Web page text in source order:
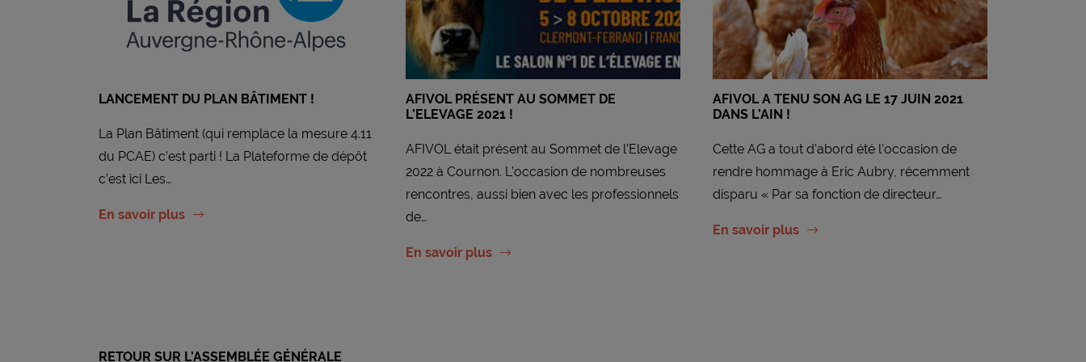
LANCEMENT DU PLAN BÂTIMENT !
La Plan Bâtiment (qui remplace la mesure 4.11
du PCAE) c’est parti ! La Plateforme de dépôt
c’est ici Les…
En savoir plus
AFIVOL PRÉSENT AU SOMMET DE
L’ELEVAGE 2021 !
AFIVOL était présent au Sommet de l’Elevage
2022 à Cournon. L’occasion de nombreuses
rencontres, aussi bien avec les professionnels
de…
En savoir plus
AFIVOL A TENU SON AG LE 17 JUIN 2021
DANS L’AIN !
Cette AG a tout d’abord été l’occasion de
rendre hommage à Eric Aubry, récemment
disparu « Par sa fonction de directeur…
En savoir plus
RETOUR SUR L’ASSEMBLÉE GÉNÉRALE